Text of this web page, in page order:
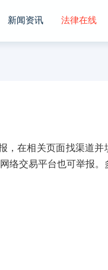
新闻资讯 法律在线
在相关页面找渠道并
络交易平台也可举报。